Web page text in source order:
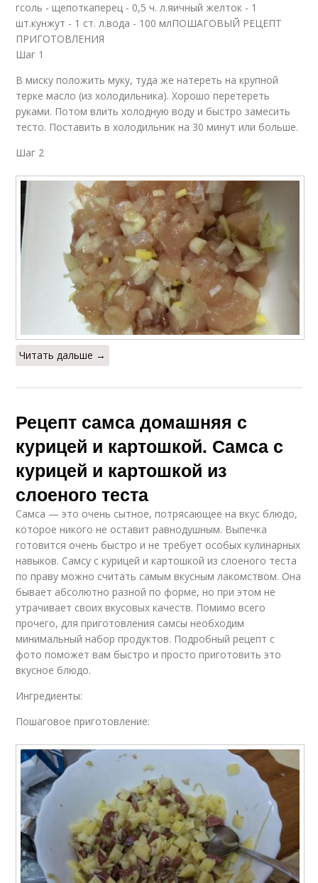
гсоль - щепоткаперец - 0,5 ч. л.яичный желток - 1
шт.кунжут - 1 ст. л.вода - 100 млПОШАГОВЫЙ РЕЦЕПТ
ПРИГОТОВЛЕНИЯ
Шаг 1
В миску положить муку, туда же натереть на крупной
терке масло (из холодильника). Хорошо перетереть
руками. Потом влить холодную воду и быстро замесить
тесто. Поставить в холодильник на 30 минут или больше.
Шаг 2
Читать дальше →
Рецепт самса домашняя с
курицей и картошкой. Самса с
курицей и картошкой из
слоеного теста
Самса — это очень сытное, потрясающее на вкус блюдо,
которое никого не оставит равнодушным. Выпечка
готовится очень быстро и не требует особых кулинарных
навыков. Самсу с курицей и картошкой из слоеного теста
по праву можно считать самым вкусным лакомством. Она
бывает абсолютно разной по форме, но при этом не
утрачивает своих вкусовых качеств. Помимо всего
прочего, для приготовления самсы необходим
минимальный набор продуктов. Подробный рецепт с
фото поможет вам быстро и просто приготовить это
вкусное блюдо.
Ингредиенты:
Пошаговое приготовление: